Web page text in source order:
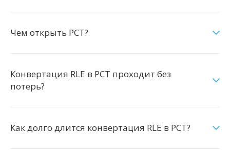
Чем открыть PCT?
Конвертация RLE в PCT проходит без
потерь?
Как долго длится конвертация RLE в PCT?